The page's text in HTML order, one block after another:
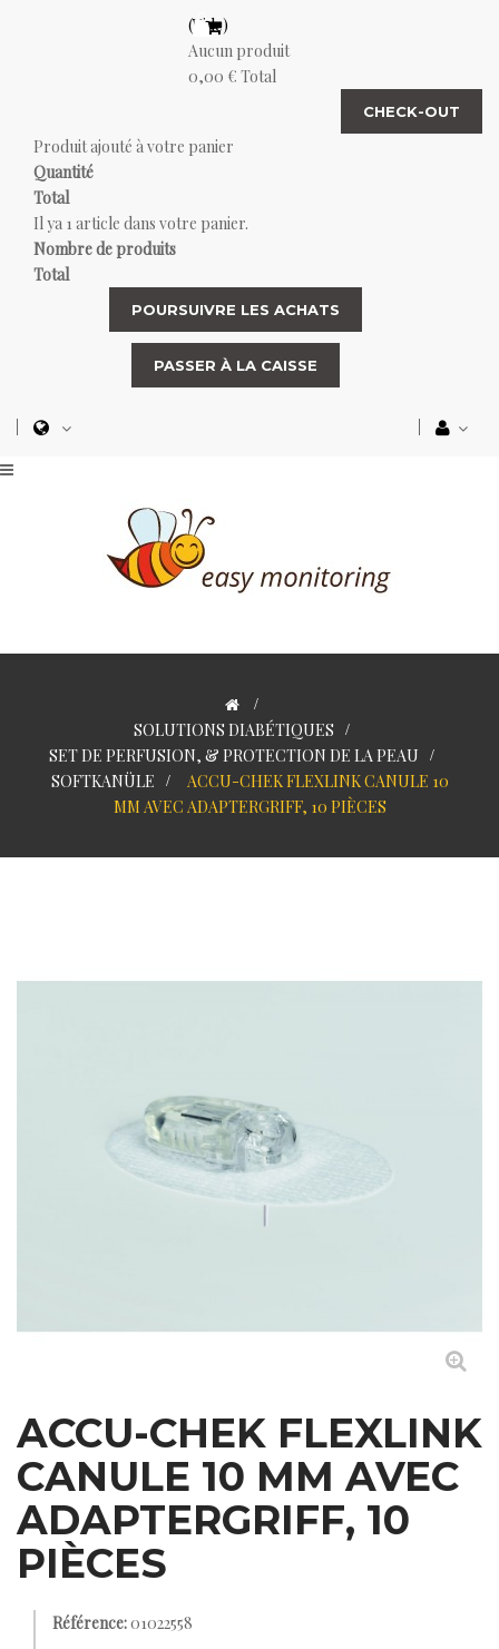
(Vide)
Aucun produit
0,00 € Total
CHECK-OUT
Produit ajouté à votre panier
Quantité
Total
Il ya 1 article dans votre panier.
Nombre de produits
Total
POURSUIVRE LES ACHATS
PASSER À LA CAISSE
>
SOLUTIONS DIABÉTIQUES >
SET DE PERFUSION, & PROTECTION DE LA PEAU >
SOFTKANÜLE >
ACCU-CHEK FLEXLINK CANULE 10
MM AVEC ADAPTERGRIFF, 10 PIÈCES
ACCU-CHEK FLEXLINK
CANULE 10 MM AVEC
ADAPTERGRIFF, 10
PIÈCES
Référence:01022558